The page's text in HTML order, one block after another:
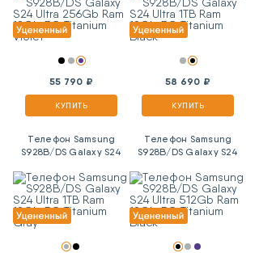
55 790 ₽
КУПИТЬ
58 690 ₽
КУПИТЬ
Телефон Samsung
S928B/DS Galaxy S24
Titanium Gray
Телефон Samsung
S928B/DS Galaxy S24
5G Titanium Black